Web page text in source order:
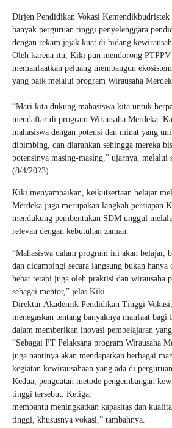
Dirjen Pendidikan Vokasi
banyak perguruan tinggi penyelenggara
dengan rekam jejak kuat di bidang
Oleh karena itu, Kiki pun mendorong
memanfaatkan peluang membangun
yang baik melalui program Wirausaha
“Mari kita dukung mahasiswa kita untuk
mendaftar di program Wirausaha Merdeka.
mahasiswa dengan potensi dan minat yang
dibimbing, dan diarahkan sehingga mereka
potensinya masing-masing,” ujarnya, melalui
(8/4/2023).
Kiki menyampaikan, keikutsertaan belajar
Merdeka juga merupakan langkah persiapan
mendukung pembentukan SDM unggul
relevan dengan kebutuhan zaman.
“Mahasiswa dalam program ini akan belajar,
dan didampingi secara langsung bukan hanya
hebat tetapi juga oleh praktisi dan wirausaha
sebagai mentor,” jelas Kiki.
Direktur Akademik Pendidikan Tinggi
menegaskan tentang banyaknya manfaat bagi
dalam memberikan inovasi pembelajaran
“Sebagai PT Pelaksana program Wirausaha
juga nantinya akan mendapatkan berbagai
kegiatan kewirausahaan yang ada di
Kedua, penguatan metode pengembangan
tinggi tersebut. Ketiga,
membantu meningkatkan kapasitas dan
tinggi, khususnya vokasi,” tambahnya.